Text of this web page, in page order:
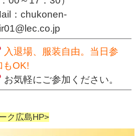
：chukonen-
入退場、服装自由。当日参
もOK!
お気軽にご参加ください。
ク広島HP>